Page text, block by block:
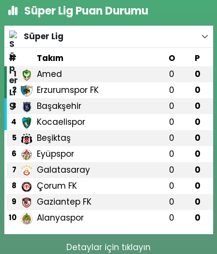
Süper Lig Puan Durumu
Süper Lig
#
Takım O P
1 Amed 0 0
2 Erzurumspor FK 0 0
3 Başakşehir 0 0
4 Kocaelispor 0 0
5 Beşiktaş 0 0
6 Eyüpspor 0 0
7 Galatasaray 0 0
8 Çorum FK 0 0
9 Gaziantep FK 0 0
10 Alanyaspor 0 0
Detaylar için tıklayın